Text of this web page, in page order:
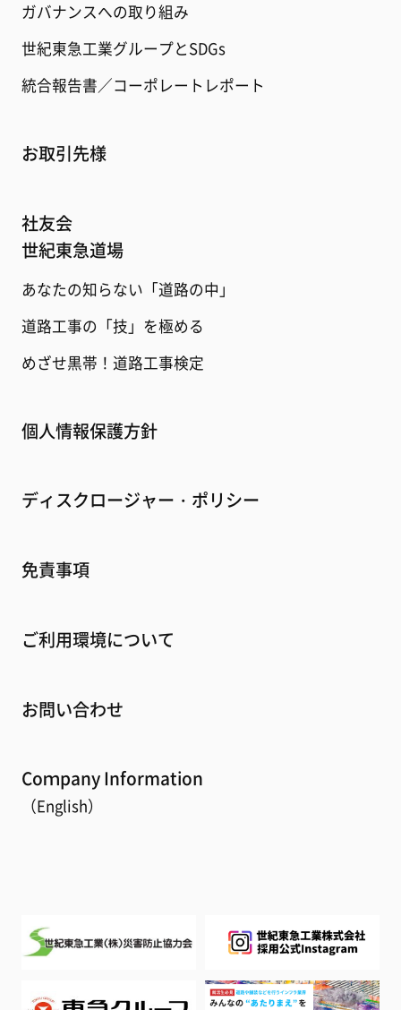
ガバナンスへの取り組み
世紀東急工業グループとSDGs
統合報告書／コーポレートレポート
お取引先様
社友会
世紀東急道場
あなたの知らない「道路の中」
道路工事の「技」を極める
めざせ黒帯！道路工事検定
個人情報保護方針
ディスクロージャー・ポリシー
免責事項
ご利用環境について
お問い合わせ
Coｍpany Information
（English）